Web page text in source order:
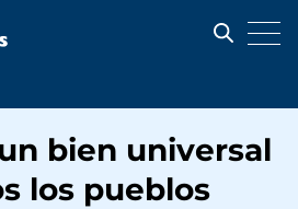
bien universal
los pueblos